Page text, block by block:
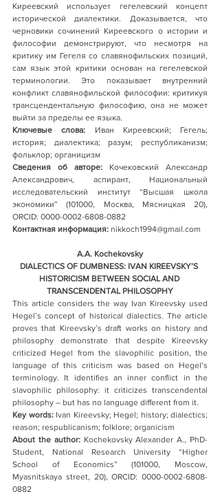
Киреевский использует гегелевский концепт
исторической диалектики. Доказывается, что
черновики сочинений Киреевского о истории и
философии демонстрируют, что несмотря на
критику им Гегеля со славянофильских позиций,
сам язык этой критики основан на гегелевской
терминологии. Это показывает внутренний
конфликт славянофильской философии: критикуя
трансцендентальную философию, она не может
выйти за пределы ее языка.
Ключевые слова: Иван Киреевский; Гегель;
история; диалектика; разум; республиканизм;
фольклор; органицизм
Сведения об авторе: Кочековский Александр
Александрович, аспирант, Национальный
исследовательский институт “Высшая школа
экономики” (101000, Москва, Мясницкая 20),
ORCID: 0000-0002-6808-0882
Контактная информация: nikkoch1994@gmail.com
A.A. Kochekovsky
DIALECTICS OF DUMBNESS: IVAN KIREEVSKY’S
HISTORICISM BETWEEN SOCIAL AND
TRANSCENDENTAL PHILOSOPHY
This article considers the way Ivan Kireevsky used
Hegel’s concept of historical dialectics. The article
proves that Kireevsky’s draft works on history and
philosophy demonstrate that despite Kireevsky
criticized Hegel from the slavophilic position, the
language of this criticism was based on Hegel’s
terminology. It identifies an inner conflict in the
slavophilic philosophy: it criticizes transcendental
philosophy – but has no language different from it.
Key words: Ivan Kireevsky; Hegel; history; dialectics;
reason; respublicanism; folklore; organicism
About the author: Kochekovsky Alexander A., PhD-
Student, National Research University “Higher
School of Economics” (101000, Moscow,
Myasnitskaya street, 20), ORCID: 0000-0002-6808-
0882